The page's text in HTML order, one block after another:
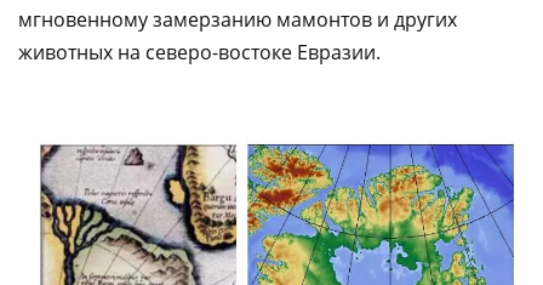
мгновенному замерзанию мамонтов и других
животных на северо-востоке Евразии.